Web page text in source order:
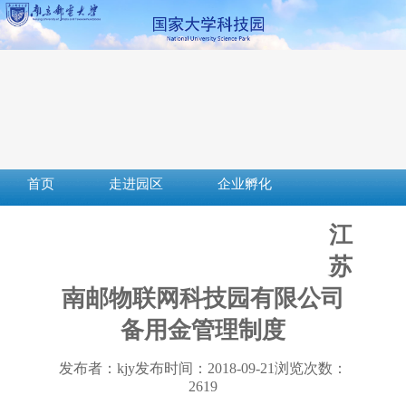
首页 走进园区
企业孵化
江
苏
南邮物联网科技园有限公司
备用金管理制度
发布者：kjy发布时间：2018-09-21浏览次数：
2619